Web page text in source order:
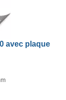
avec plaque